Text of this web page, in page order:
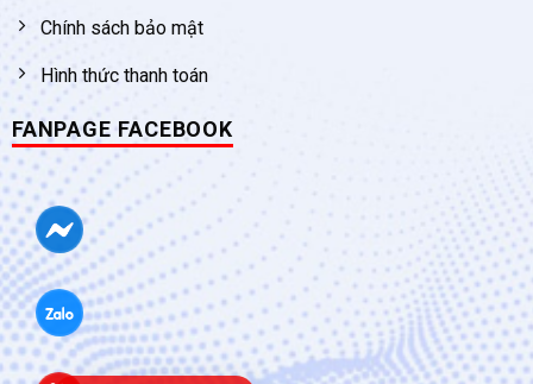
Chính sách bảo mật
Hình thức thanh toán
FANPAGE FACEBOOK